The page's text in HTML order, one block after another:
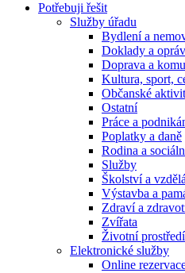
Potřebuji řešit
Služby úřadu
Bydlení a
Doklady a
Doprava a
Kultura, sport,
Občanské
Ostatní
Práce a
Poplatky a daně
Rodina a
Služby
Školství a
Výstavba a
Zdraví a
Zvířata
Životní prostředí
Elektronické služby
Online